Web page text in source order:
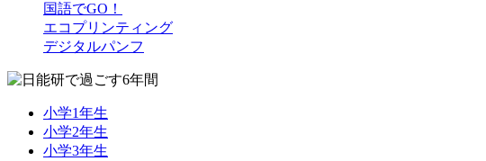
国語でGO！
エコプリンティング
デジタルパンフ
小学1年生
小学2年生
小学3年生